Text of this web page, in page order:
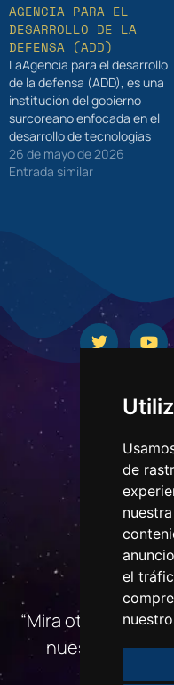
de
el
AGENCIA PARA EL
DESARROLLO DE LA
DEFENSA (ADD)
LaAgencia para el desarrollo
de la defensa (ADD), es una
institución del gobierno
surcoreano enfocada en el
desarrollo de tecnologias
militares tanto terrestres,
aereas, marinas o
26 de mayo de 2026
Entrada similar
“Mira otra vez ese
nuestro hogar.